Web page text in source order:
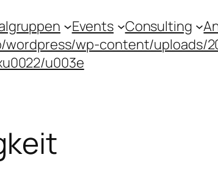
Events Consulting
wp-content/uploads/
u003e